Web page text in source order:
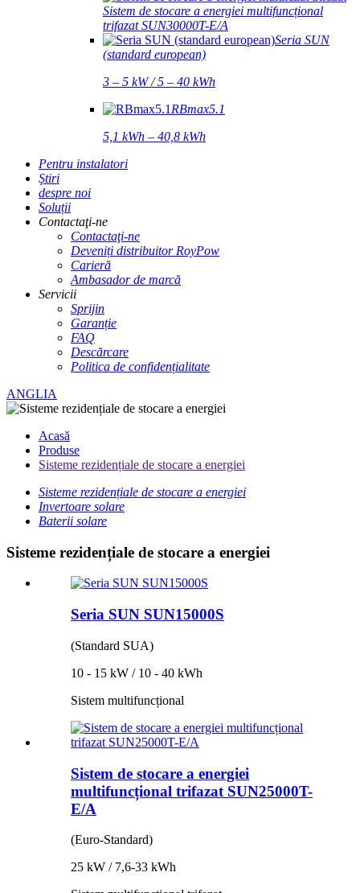
Sistem de stocare a energiei multifuncțional
trifazat SUN30000T-E/A
Seria SUN
(standard european)
3 – 5 kW / 5 – 40 kWh
RBmax5.1
5,1 kWh – 40,8 kWh
Pentru instalatori
Ştiri
despre noi
Soluții
Contactaţi-ne
Contactaţi-ne
Deveniți distribuitor RoyPow
Carieră
Ambasador de marcă
Servicii
Sprijin
Garanție
FAQ
Descărcare
Politica de confidențialitate
ANGLIA
Acasă
Produse
Sisteme rezidențiale de stocare a energiei
Sisteme rezidențiale de stocare a energiei
Invertoare solare
Baterii solare
Sisteme rezidențiale de stocare a energiei
Seria SUN SUN15000S
(Standard SUA)
10 - 15 kW / 10 - 40 kWh
Sistem multifuncțional
Sistem de stocare a energiei
multifuncțional trifazat SUN25000T-
E/A
(Euro-Standard)
25 kW / 7,6-33 kWh